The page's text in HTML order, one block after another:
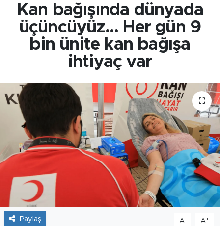
Kan bağışında dünyada
üçüncüyüz... Her gün 9
bin ünite kan bağışa
ihtiyaç var
Paylaş A- A+